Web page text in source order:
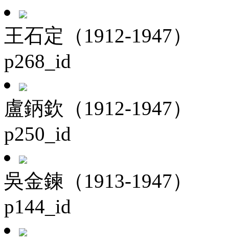
王石定（1912-1947）
p268_id
盧鈵欽（1912-1947）
p250_id
吳金鍊（1913-1947）
p144_id